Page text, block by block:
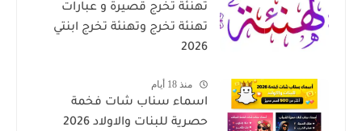
تهنئة تخرج قصيرة و عبارات
تهنئة تخرج وتهنئة تخرج ابنتي
2026
منذ 18 أيام
اسماء سناب شات فخمة
حصرية للبنات والاولاد 2026